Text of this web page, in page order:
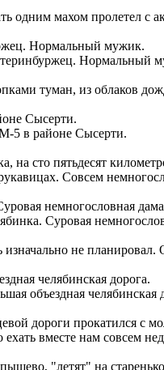
одним махом пролетел
Нормальный
туман, из облаков
5 в районе Сысерти.
на сто пятьдесят
Совсем
Суровая
изначально не планировал.
объездная челябинская
дороги прокатился
ехать вместе нам совсем